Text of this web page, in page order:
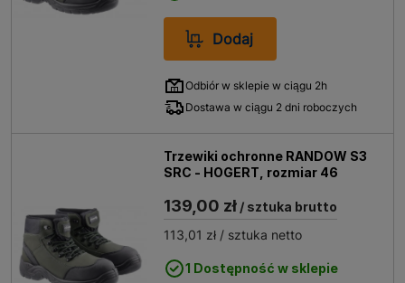
Dodaj
Odbiór w sklepie w ciągu 2h
Dostawa w ciągu 2 dni roboczych
Trzewiki ochronne RANDOW S3
SRC - HOGERT, rozmiar 46
139,00 zł / sztuka brutto
113,01 zł / sztuka netto
1 Dostępność w sklepie